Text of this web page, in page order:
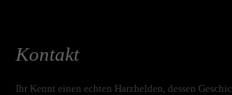
Kontakt
Ihr Kennt einen echten Harzhelden, dessen